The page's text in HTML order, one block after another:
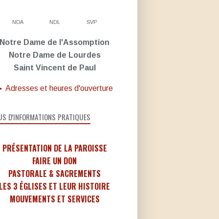
NDA NDL SVP
Notre Dame de l'Assomption
Notre Dame de Lourdes
Saint Vincent de Paul
Adresses et heures d'ouverture
D'INFORMATIONS PRATIQUES
PRÉSENTATION DE LA PAROISSE
FAIRE UN DON
PASTORALE & SACREMENTS
3 ÉGLISES ET LEUR HISTOIRE
MOUVEMENTS ET SERVICES